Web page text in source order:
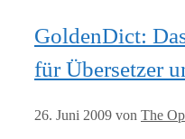
GoldenDict:
für Übersetzer
26. Juni 2009 von The